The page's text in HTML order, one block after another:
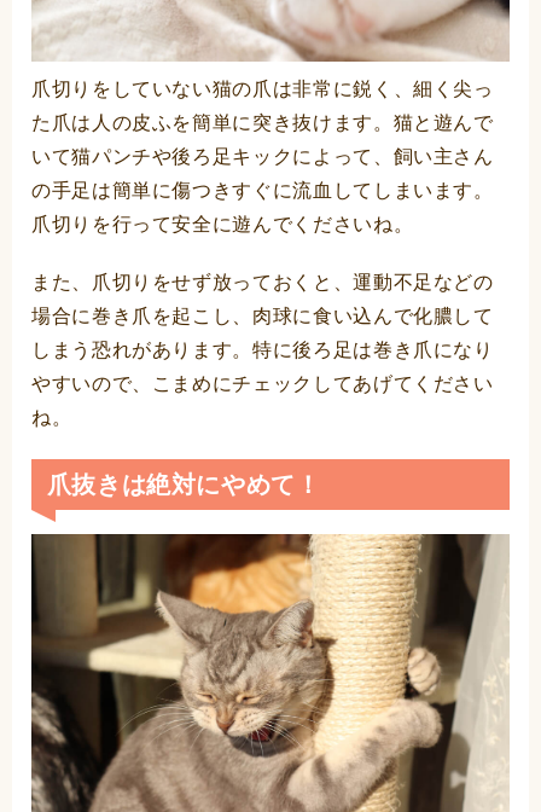
爪切りをしていない猫の爪は非常に鋭く、細く尖っ
た爪は人の皮ふを簡単に突き抜けます。猫と遊んで
いて猫パンチや後ろ足キックによって、飼い主さん
の手足は簡単に傷つきすぐに流血してしまいます。
爪切りを行って安全に遊んでくださいね。
また、爪切りをせず放っておくと、運動不足などの
場合に巻き爪を起こし、肉球に食い込んで化膿して
しまう恐れがあります。特に後ろ足は巻き爪になり
やすいので、こまめにチェックしてあげてください
ね。
爪抜きは絶対にやめて！